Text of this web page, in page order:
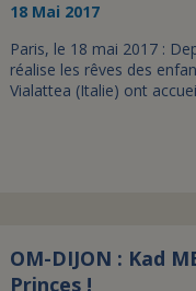
18 Mai 2017
Paris, le 18 mai 2017 :
réalise les rêves des
Vialattea (Italie) ont
OM-DIJON : Kad
Princes !